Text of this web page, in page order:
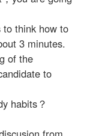
think how to
3 minutes.
of the
to
habits？